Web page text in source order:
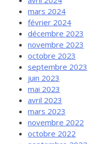
mars 2024
février 2024
décembre 2023
novembre 2023
octobre 2023
septembre 2023
juin 2023
mai 2023
avril 2023
mars 2023
novembre 2022
octobre 2022